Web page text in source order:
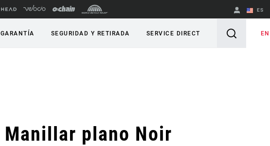
ES
English
GARANTÍA SEGURIDAD Y RETIRADA SERVICE DIRECT
Manillar plano Noir